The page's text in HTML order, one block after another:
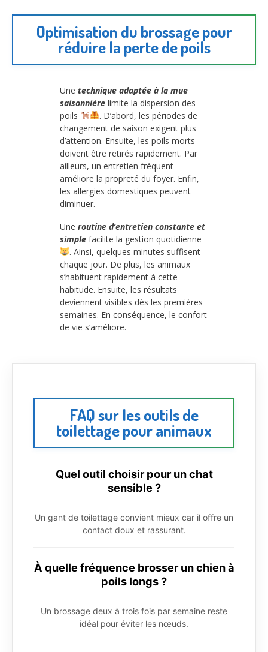
Optimisation du brossage pour
réduire la perte de poils
Une technique adaptée à la mue
saisonnière limite la dispersion des
poils
. D’abord, les périodes de
changement de saison exigent plus
d’attention. Ensuite, les poils morts
doivent être retirés rapidement. Par
ailleurs, un entretien fréquent
améliore la propreté du foyer. Enfin,
les allergies domestiques peuvent
diminuer.
Une routine d’entretien constante et
simple facilite la gestion quotidienne
. Ainsi, quelques minutes suffisent
chaque jour. De plus, les animaux
s’habituent rapidement à cette
habitude. Ensuite, les résultats
deviennent visibles dès les premières
semaines. En conséquence, le confort
de vie s’améliore.
FAQ sur les outils de
toilettage pour animaux
Quel outil choisir pour un chat
sensible ?
Un gant de toilettage convient mieux car il offre un
contact doux et rassurant.
À quelle fréquence brosser un chien à
poils longs ?
Un brossage deux à trois fois par semaine reste
idéal pour éviter les nœuds.